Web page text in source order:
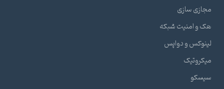
مجازی سازی
هک و امنیت شبکه
لینوکس و دواپس
میکروتیک
سیسکو